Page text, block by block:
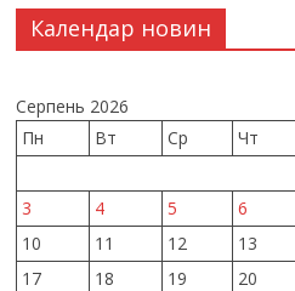
Календар новин
Серпень 2026
Пн
Вт Ср Чт
3
4 5 6
10
11 12 13
17
18 19 20